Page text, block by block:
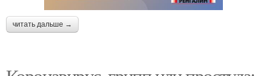
читать дальше →